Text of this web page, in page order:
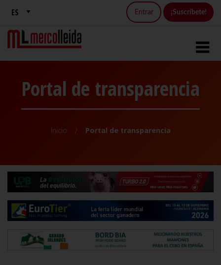
Entrar ¡Suscríbete!
Portal de transparencia
Inicio Portal de transparencia